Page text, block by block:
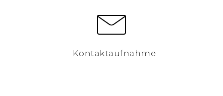
Kontaktaufnahme